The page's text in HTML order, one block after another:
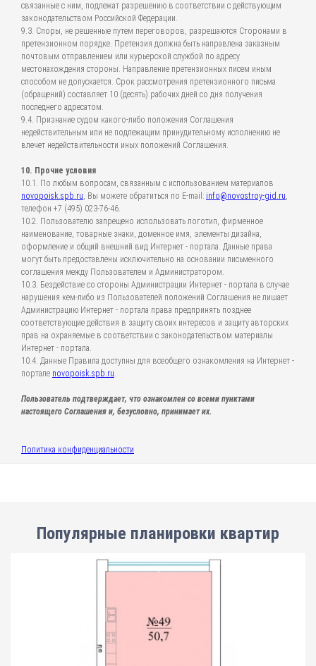
связанные с ним, подлежат разрешению в соответствии с действующим
законодательством Российской Федерации.
9.3. Споры, не решенные путем переговоров, разрешаются Сторонами в
претензионном порядке. Претензия должна быть направлена заказным
почтовым отправлением или курьерской службой по адресу
местонахождения стороны. Направление претензионных писем иным
способом не допускается. Срок рассмотрения претензионного письма
(обращений) составляет 10 (десять) рабочих дней со дня получения
последнего адресатом.
9.4. Признание судом какого-либо положения Соглашения
недействительным или не подлежащим принудительному исполнению не
влечет недействительности иных положений Соглашения.
10. Прочие условия
10.1. По любым вопросам, связанным с использованием материалов
novopoisk.spb.ru, Вы можете обратиться по E-mail: info@novostroy-gid.ru,
телефон +7 (495) 023-76-46.
10.2. Пользователю запрещено использовать логотип, фирменное
наименование, товарные знаки, доменное имя, элементы дизайна,
оформление и общий внешний вид Интернет - портала. Данные права
могут быть предоставлены исключительно на основании письменного
соглашения между Пользователем и Администратором.
10.3. Бездействие со стороны Администрации Интернет - портала в случае
нарушения кем-либо из Пользователей положений Соглашения не лишает
Администрацию Интернет - портала права предпринять позднее
соответствующие действия в защиту своих интересов и защиту авторских
прав на охраняемые в соответствии с законодательством материалы
Интернет - портала.
10.4. Данные Правила доступны для всеобщего ознакомления на Интернет -
портале novopoisk.spb.ru.
Пользователь подтверждает, что ознакомлен со всеми пунктами
настоящего Соглашения и, безусловно, принимает их.
Политика конфиденциальности
Популярные планировки квартир